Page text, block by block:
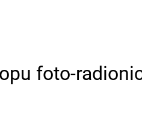
foto-